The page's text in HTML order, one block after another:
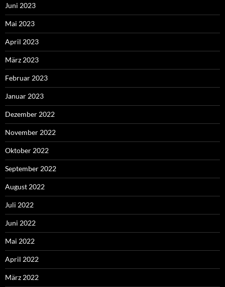
Juni 2023
Mai 2023
April 2023
März 2023
Februar 2023
Januar 2023
Dezember 2022
November 2022
Oktober 2022
September 2022
August 2022
Juli 2022
Juni 2022
Mai 2022
April 2022
März 2022